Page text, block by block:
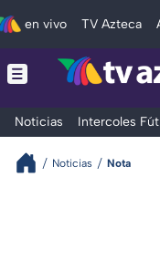
en vivo TV Azteca
Noticias Intercoles
Noticias Nota